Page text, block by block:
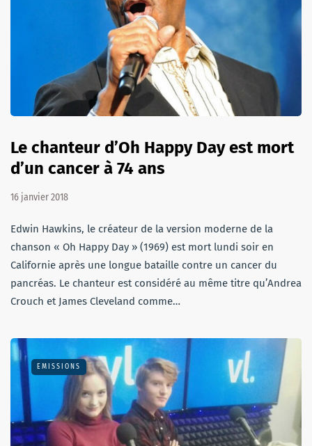
Le chanteur d’Oh Happy Day est mort
d’un cancer à 74 ans
16 janvier 2018
Edwin Hawkins, le créateur de la version moderne de la
chanson « Oh Happy Day » (1969) est mort lundi soir en
Californie après une longue bataille contre un cancer du
pancréas. Le chanteur est considéré au même titre qu’Andrea
Crouch et James Cleveland comme…
EMISSIONS